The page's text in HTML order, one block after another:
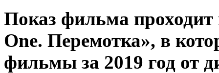
Показ фильма
One. Перемотка», в
фильмы за 2019 год от